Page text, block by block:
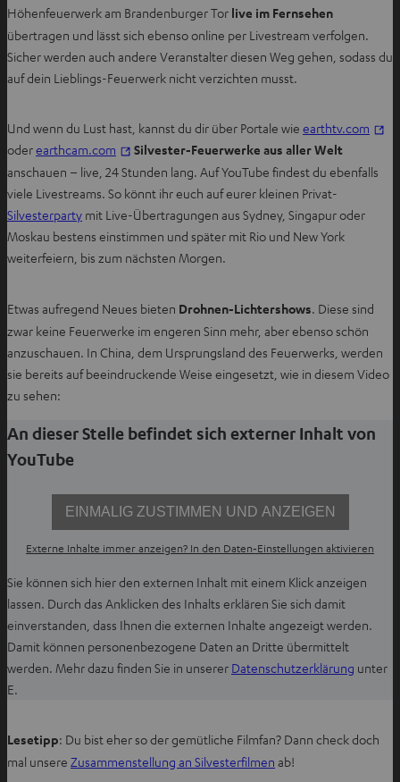
Höhenfeuerwerk am Brandenburger Tor live im Fernsehen
übertragen und lässt sich ebenso online per Livestream verfolgen.
Sicher werden auch andere Veranstalter diesen Weg gehen, sodass du
auf dein Lieblings-Feuerwerk nicht verzichten musst.
Und wenn du Lust hast, kannst du dir über Portale wie earthtv.com
I
oderearthcam.com
I
m
n
e
u
e
ö
n
Silvester-Feuerwerke aus aller Welt
anschauen – live, 24 Stunden lang. Auf YouTube findest du ebenfalls
viele Livestreams. So könnt ihr euch auf eurer kleinen Privat-
Silvesterparty mit Live-Übertragungen aus Sydney, Singapur oder
Moskau bestens einstimmen und später mit Rio und New York
weiterfeiern, bis zum nächsten Morgen.
Etwas aufregend Neues bieten Drohnen-Lichtershows. Diese sind
zwar keine Feuerwerke im engeren Sinn mehr, aber ebenso schön
anzuschauen. In China, dem Ursprungsland des Feuerwerks, werden
sie bereits auf beeindruckende Weise eingesetzt, wie in diesem Video
zu sehen:
An dieser Stelle befindet sich externer Inhalt von
YouTube
EINMALIG ZUSTIMMEN UND ANZEIGEN
Externe Inhalte immer anzeigen? In den Daten‑Einstellungen aktivieren
Sie können sich hier den externen Inhalt mit einem Klick anzeigen
lassen. Durch das Anklicken des Inhalts erklären Sie sich damit
einverstanden, dass Ihnen die externen Inhalte angezeigt werden.
Damit können personenbezogene Daten an Dritte übermittelt
werden. Mehr dazu finden Sie in unserer Datenschutzerklärung
e
unter
E.
Lesetipp: Du bist eher so der gemütliche Filmfan? Dann check doch
mal unsere Zusammenstellung an Silvesterfilmen ab!